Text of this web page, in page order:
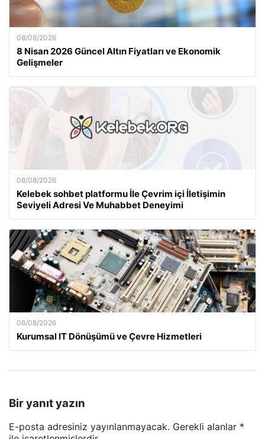
08/08/2026
8 Nisan 2026 Güncel Altın Fiyatları ve Ekonomik
Gelişmeler
08/08/2026
Kelebek sohbet platformu İle Çevrim içi İletişimin
Seviyeli Adresi Ve Muhabbet Deneyimi
08/08/2026
Kurumsal IT Dönüşümü ve Çevre Hizmetleri
Bir yanıt yazın
E-posta adresiniz yayınlanmayacak. Gerekli alanlar *